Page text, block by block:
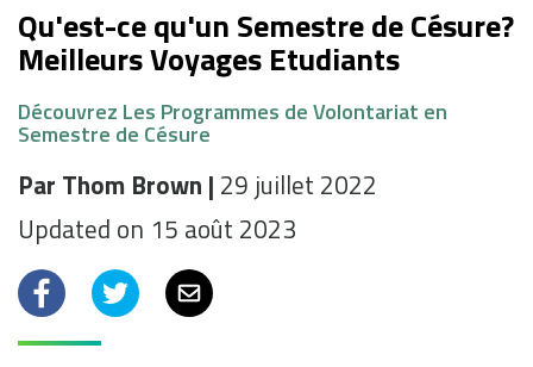
Qu'est-ce qu'un Semestre de Césure?
Meilleurs Voyages Etudiants
Découvrez Les Programmes de Volontariat en
Semestre de Césure
Par Thom Brown | 29 juillet 2022
Updated on 15 août 2023
FacebookTwitterEmail